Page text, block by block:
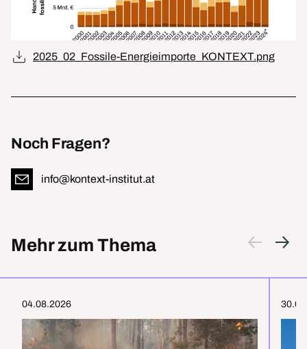
2025_02_Fossile-Energieimporte_KONTEXT.png
Noch Fragen?
info@kontext-institut.at
Mehr zum Thema
04.08.2026